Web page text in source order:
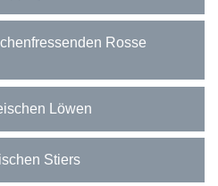
Löwen
Stiers